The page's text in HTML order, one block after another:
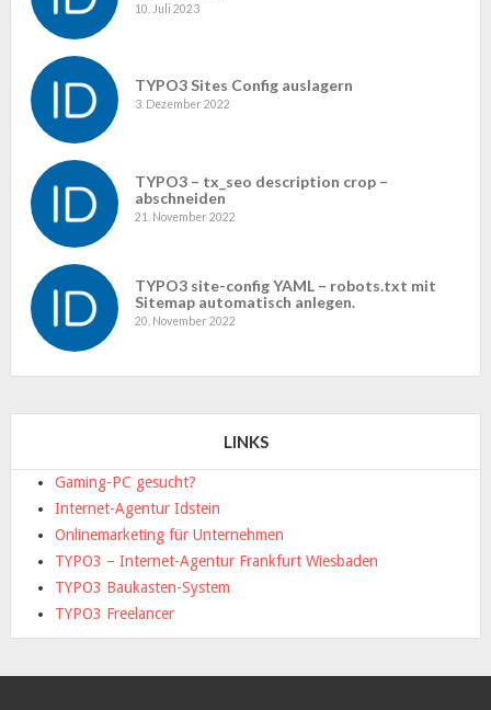
10. Juli 2023
TYPO3 Sites Config auslagern
3. Dezember 2022
TYPO3 – tx_seo description crop –
abschneiden
21. November 2022
TYPO3 site-config YAML – robots.txt mit
Sitemap automatisch anlegen.
20. November 2022
LINKS
Gaming-PC gesucht?
Internet-Agentur Idstein
Onlinemarketing für Unternehmen
TYPO3 – Internet-Agentur Frankfurt Wiesbaden
TYPO3 Baukasten-System
TYPO3 Freelancer